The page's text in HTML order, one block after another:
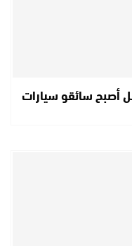
أصبح سائقو سيارات